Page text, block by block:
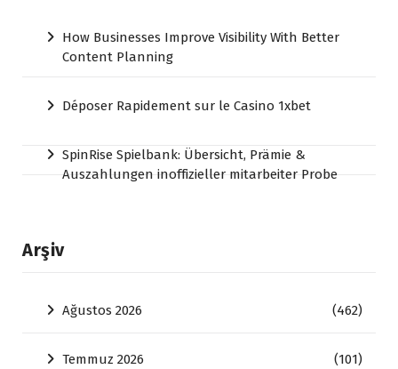
How Businesses Improve Visibility With Better
Content Planning
Déposer Rapidement sur le Casino 1xbet
SpinRise Spielbank: Übersicht, Prämie &
Auszahlungen inoffizieller mitarbeiter Probe
Arşiv
Ağustos 2026 (462)
Temmuz 2026 (101)